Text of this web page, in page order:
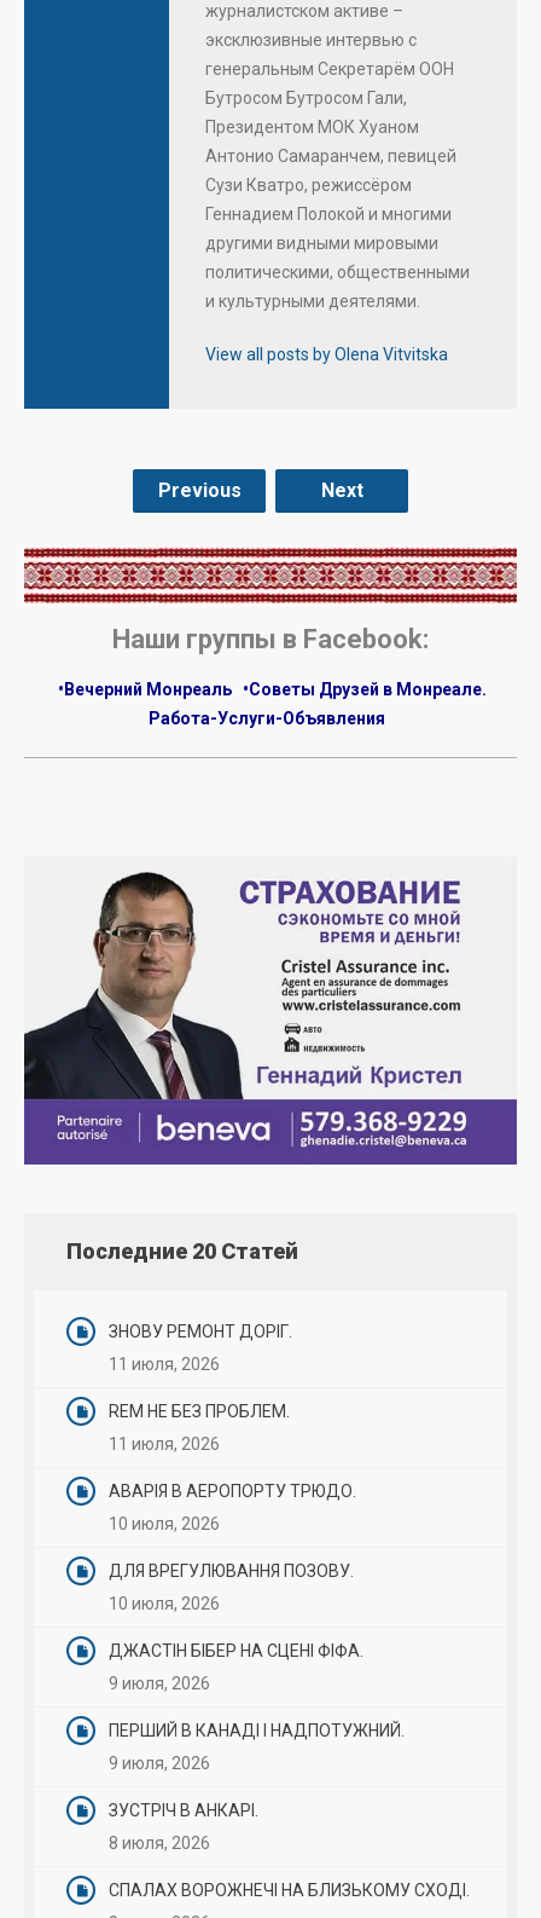
журналистском активе –
эксклюзивные интервью с
генеральным Секретарём ООН
Бутросом Бутросом Гали,
Президентом МОК Хуаном
Антонио Самаранчем, певицей
Сузи Кватро, режиссёром
Геннадием Полокой и многими
другими видными мировыми
политическими, общественными
и культурными деятелями.
View all posts by Olena Vitvitska
Previous Next
.
Наши группы в Facebook:
•Вечерний Монреаль
•Советы Друзей в Монреале.
Работа-Услуги-Объявления
Последние 20 Статей
ЗНОВУ РЕМОНТ ДОРІГ.
11 июля, 2026
REM НЕ БЕЗ ПРОБЛЕМ.
11 июля, 2026
АВАРІЯ В АЕРОПОРТУ ТРЮДО.
10 июля, 2026
ДЛЯ ВРЕГУЛЮВАННЯ ПОЗОВУ.
10 июля, 2026
ДЖАСТІН БІБЕР НА СЦЕНІ ФІФА.
9 июля, 2026
ПЕРШИЙ В КАНАДІ І НАДПОТУЖНИЙ.
9 июля, 2026
ЗУСТРІЧ В АНКАРІ.
8 июля, 2026
СПАЛАХ ВОРОЖНЕЧІ НА БЛИЗЬКОМУ СХОДІ.